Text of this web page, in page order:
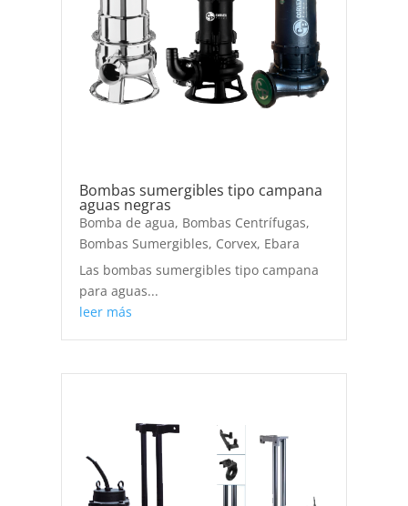
Bombas sumergibles tipo campana
aguas negras
Bomba de agua, Bombas Centrífugas,
Bombas Sumergibles, Corvex, Ebara
Las bombas sumergibles tipo campana
para aguas...
leer más